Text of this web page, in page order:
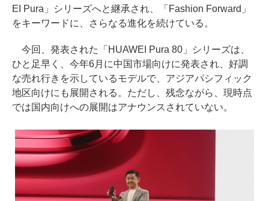
EI Pura」シリーズへと継承され、「Fashion Forward」
をキーワードに、さらなる進化を続けている。
今回、発表された「HUAWEI Pura 80」シリーズは、
ひと足早く、今年6月に中国市場向けに発表され、好調
な売れ行きを示しているモデルで、アジアパシフィック
地区向けにも展開される。ただし、残念ながら、現時点
では国内向けへの展開はアナウンスされていない。